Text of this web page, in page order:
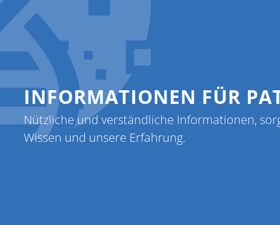
Home
INFORMATIONEN FÜR
Nützliche und verständliche Informationen,
Wissen und unsere Erfahrung.